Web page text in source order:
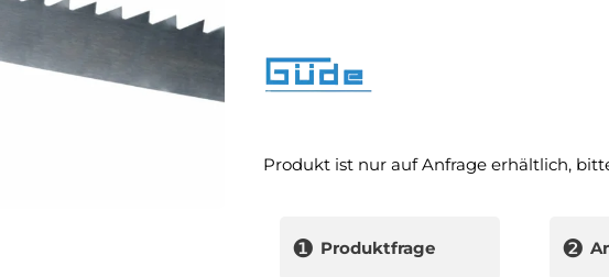
Produkt ist nur auf Anfrage erhältlich,
❶ Produktfrage ❷